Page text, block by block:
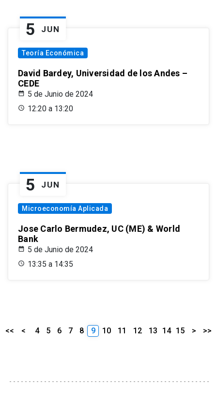
5 JUN
Teoría Económica
David Bardey, Universidad de los Andes –
CEDE
5 de Junio de 2024
12:20 a 13:20
5 JUN
Microeconomía Aplicada
Jose Carlo Bermudez, UC (ME) & World
Bank
5 de Junio de 2024
13:35 a 14:35
<< < 4 5 6 7 8 9 10 11 12 13 14 15 > >>